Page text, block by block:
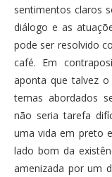
sentimentos claros
diálogo e as
pode ser resolvido
café. Em
aponta que talvez
temas abordados
não seria tarefa
uma vida em preto
lado bom da
amenizada por um